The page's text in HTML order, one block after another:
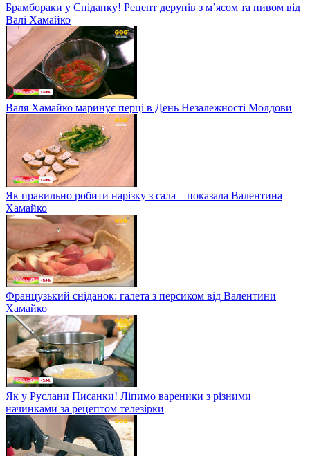
Брамбораки у Сніданку! Рецепт дерунів з м’ясом та пивом від
Валі Хамайко
Валя Хамайко маринує перці в День Незалежності Молдови
Як правильно робити нарізку з сала – показала Валентина
Хамайко
Французький сніданок: галета з персиком від Валентини
Хамайко
Як у Руслани Писанки! Ліпимо вареники з різними
начинками за рецептом телезірки